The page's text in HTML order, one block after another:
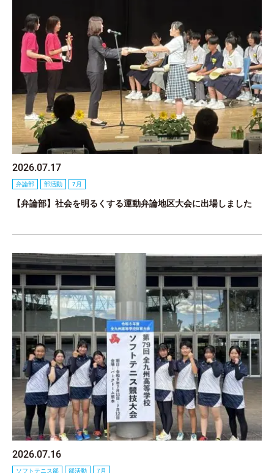
2026.07.17
弁論部 部活動 7月
【弁論部】社会を明るくする運動弁論地区大会に出場しました
2026.07.16
ソフトテニス部 部活動 7月